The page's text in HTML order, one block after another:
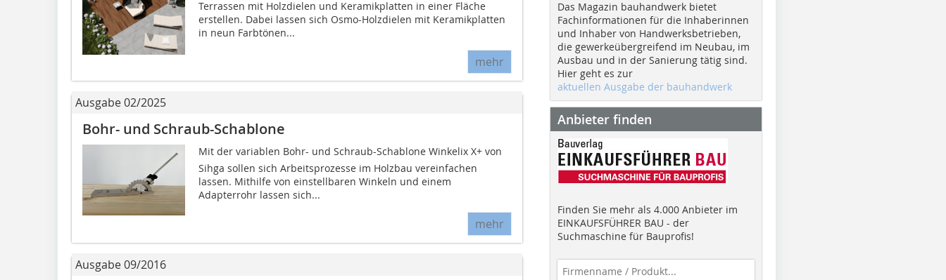
Terrassen mit Holzdielen und Keramikplatten in einer Fläche
erstellen. Dabei lassen sich Osmo-Holzdielen mit Keramikplatten
in neun Farbtönen...
mehr
Ausgabe 02/2025
Bohr- und Schraub-Schablone
Mit der variablen Bohr- und Schraub-Schablone Winkelix X+ von
Sihga sollen sich Arbeitsprozesse im Holzbau vereinfachen
lassen. Mithilfe von einstellbaren Winkeln und einem
Adapterrohr lassen sich...
mehr
Ausgabe 09/2016
Das Magazin bauhandwerk bietet
Fachinformationen für die Inhaberinnen
und Inhaber von Handwerksbetrieben,
die gewerkeübergreifend im Neubau, im
Ausbau und in der Sanierung tätig sind.
Hier geht es zur
aktuellen Ausgabe der bauhandwerk
Anbieter finden
Finden Sie mehr als 4.000 Anbieter im
EINKAUFSFÜHRER BAU - der
Suchmaschine für Bauprofis!